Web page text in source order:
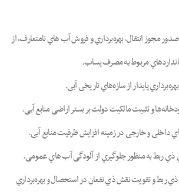
ﺻﺪور ﻣﺠﻮز اﻧﺘﻘﺎل، ﺑﻬﺮهﺑﺮداري و ﻓﺮوش آب ﻫﺎي ﻧﺎﻣﺘﻌﺎرف، از
ﻣﺮﺑﻮط ﺑﻪ ﻣﺼﺮف ﭘﺴﺎب.
ذي رﺑﻂ و ﺗﻘﻮﯾﺖ ﻧﻘﺶ ذي ﻧﻔﻌﺎن در اﺳﺘﺤﺼﺎل و ﺑﻬﺮهﺑﺮداري